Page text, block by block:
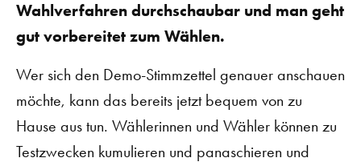
Wahlverfahren durchschaubar und man geht
gut vorbereitet zum Wählen.
Wer sich den Demo-Stimmzettel genauer anschauen
möchte, kann das bereits jetzt bequem von zu
Hause aus tun. Wählerinnen und Wähler können zu
Testzwecken kumulieren und panaschieren und